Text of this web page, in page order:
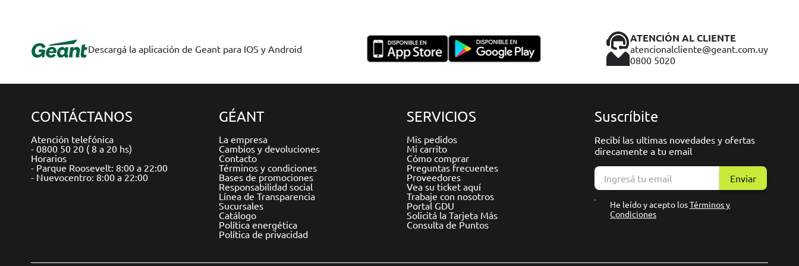
Descargá la aplicación de Geant para IOS y Android
ATENCIÓN AL CLIENTE
atencionalcliente@geant.com.uy
0800 5020
CONTÁCTANOS
Atención telefónica
- 0800 50 20 ( 8 a 20 hs)
Horarios
- Parque Roosevelt: 8:00 a 22:00
- Nuevocentro: 8:00 a 22:00
GÉANT
La empresa
Cambios y devoluciones
Contacto
Términos y condiciones
Bases de promociones
Responsabilidad social
Línea de Transparencia
Sucursales
Catálogo
Política energética
Política de privacidad
SERVICIOS
Mis pedidos
Mi carrito
Cómo comprar
Preguntas frecuentes
Proveedores
Vea su ticket aquí
Trabaje con nosotros
Portal GDU
Solicitá la Tarjeta Más
Consulta de Puntos
Suscríbite
Recibí las ultimas novedades y ofertas
direcamente a tu email
Enviar
He leído y acepto losTérminos y
Condiciones